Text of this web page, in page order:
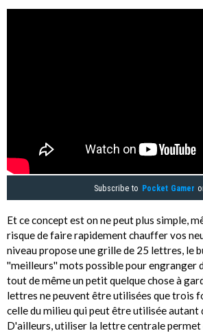
Subscribe to Pocket Gamer
Et ce concept est on ne peut plus simple,
risque de faire rapidement chauffer vos
niveau propose une grille de 25 lettres, le
''meilleurs'' mots possible pour engranger
tout de même un petit quelque chose à
lettres ne peuvent être utilisées que trois
celle du milieu qui peut être utilisée autant
D'ailleurs, utiliser la lettre centrale permet